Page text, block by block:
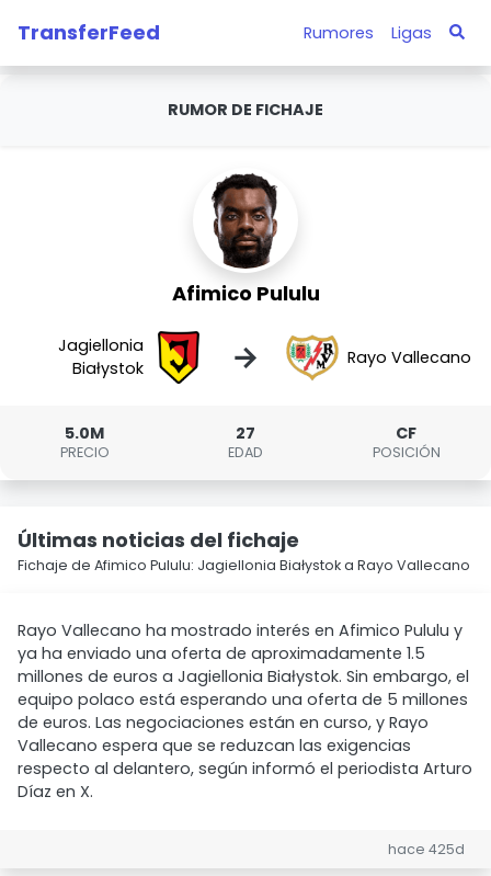
TransferFeed Rumores Ligas
RUMOR DE FICHAJE
Afimico Pululu
Jagiellonia
Białystok
→ Rayo Vallecano
5.0M
PRECIO
27
EDAD
CF
POSICIÓN
Últimas noticias del fichaje
Fichaje de Afimico Pululu: Jagiellonia Białystok a Rayo Vallecano
Rayo Vallecano ha mostrado interés en Afimico Pululu y
ya ha enviado una oferta de aproximadamente 1.5
millones de euros a Jagiellonia Białystok. Sin embargo, el
equipo polaco está esperando una oferta de 5 millones
de euros. Las negociaciones están en curso, y Rayo
Vallecano espera que se reduzcan las exigencias
respecto al delantero, según informó el periodista Arturo
Díaz en X.
hace 425d